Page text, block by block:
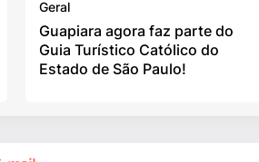
Geral
Guapiara agora faz parte do
Guia Turístico Católico do
Estado de São Paulo!